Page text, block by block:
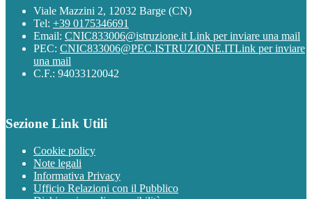
Viale Mazzini 2, 12032 Barge (CN)
Tel: +39 0175346691
Email: CNIC833006@istruzione.it Link per inviare una mail
PEC: CNIC833006@PEC.ISTRUZIONE.ITLink per inviare
una mail
C.F.: 94033120042
Sezione Link Utili
Cookie policy
Note legali
Informativa Privacy
Ufficio Relazioni con il Pubblico